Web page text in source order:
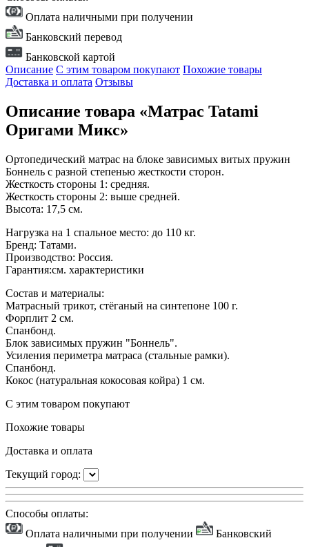
Оплата наличными при получении
Банковский перевод
Банковской картой
Описание С этим товаром покупают Похожие товары
Доставка и оплата Отзывы
Описание товара «Матрас Tatami
Оригами Микс»
Ортопедический матрас на блоке зависимых витых пружин
Боннель с разной степенью жесткости сторон.
Жесткость стороны 1: средняя.
Жесткость стороны 2: выше средней.
Высота: 17,5 см.
Нагрузка на 1 спальное место: до 110 кг.
Бренд: Татами.
Производство: Россия.
Гарантия:см. характеристики
Состав и материалы:
Матрасный трикот, стёганый на синтепоне 100 г.
Форплит 2 см.
Спанбонд.
Блок зависимых пружин "Боннель".
Усиления периметра матраса (стальные рамки).
Спанбонд.
Кокос (натуральная кокосовая койра) 1 см.
С этим товаром покупают
Похожие товары
Доставка и оплата
Текущий город:
Способы оплаты:
Оплата наличными при получении
Банковский